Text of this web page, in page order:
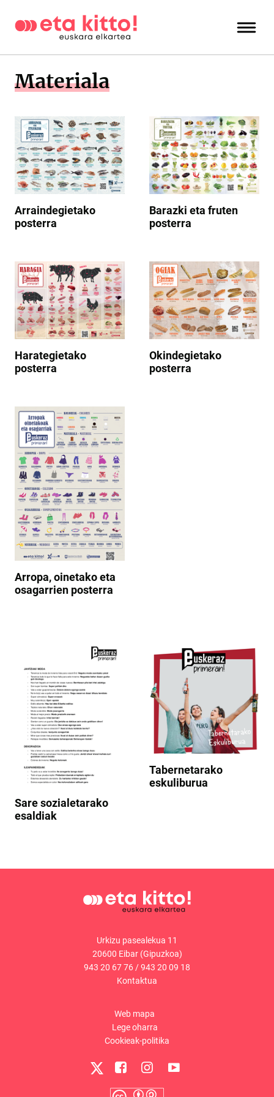
Materiala
Arraindegietako
posterra
Barazki eta fruten
posterra
Harategietako
posterra
Okindegietako
posterra
Arropa, oinetako eta
osagarrien posterra
Sare sozialetarako
esaldiak
Tabernetarako
eskuliburua
Urkizu pasealekua 11
20600 Eibar (Gipuzkoa)
943 20 67 76/943 20 09 18
Kontaktua
Web mapa
Lege oharra
Cookieak-politika